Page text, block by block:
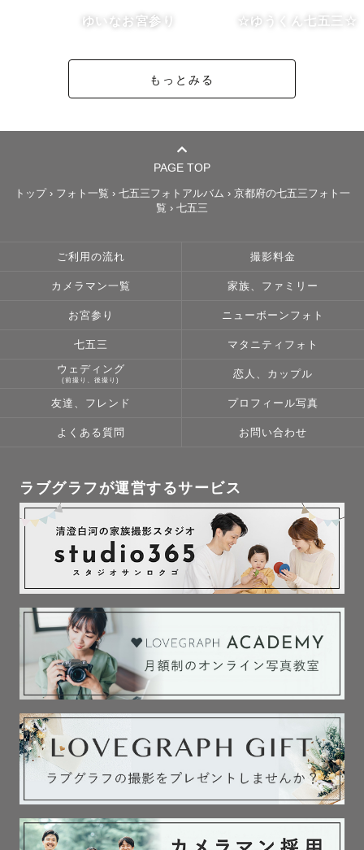
ていただき、一緒にイメージを考え、ご提案させていただ
きます。“こんなポーズをしよう”  “こんなアイテムを使い
ご希望の方には事前にビデオ通話にてお顔合わせをさせて
理学療法士の資格を持ってますので、お体の不自由な方や
きます◎
※ 現在、ストロボを使用した夜間の撮影および
ドローンを使用した撮影は対応しておりません。
【対応エリア】
奈良・大阪・和歌山を中心に関西で活動しています。ご連
ご相談下さい。
※遠方の場合、交通費をお願いさせて頂く場合がございま
す。予めご了承下さい。
スケジュールが×になっていても、撮影可能な場合もござい
ますので、お気軽にお問い合わせ下さい𓂃٭
最後まで読んでいただきありがとうございます。
ゆいなお宮参り ‪☆ゆうくん七五三☆
もっとみる
PAGE TOP
トップ› フォト一覧 › 七五三フォトアルバム › 京都府の七五三フォト一
覧 › 七五三
ご利用の流れ 撮影料金
カメラマン一覧 家族、ファミリー
お宮参り ニューボーンフォト
七五三 マタニティフォト
ウェディング
(前撮り、後撮り)
恋人、カップル
友達、フレンド プロフィール写真
よくある質問 お問い合わせ
ラブグラフが運営するサービス